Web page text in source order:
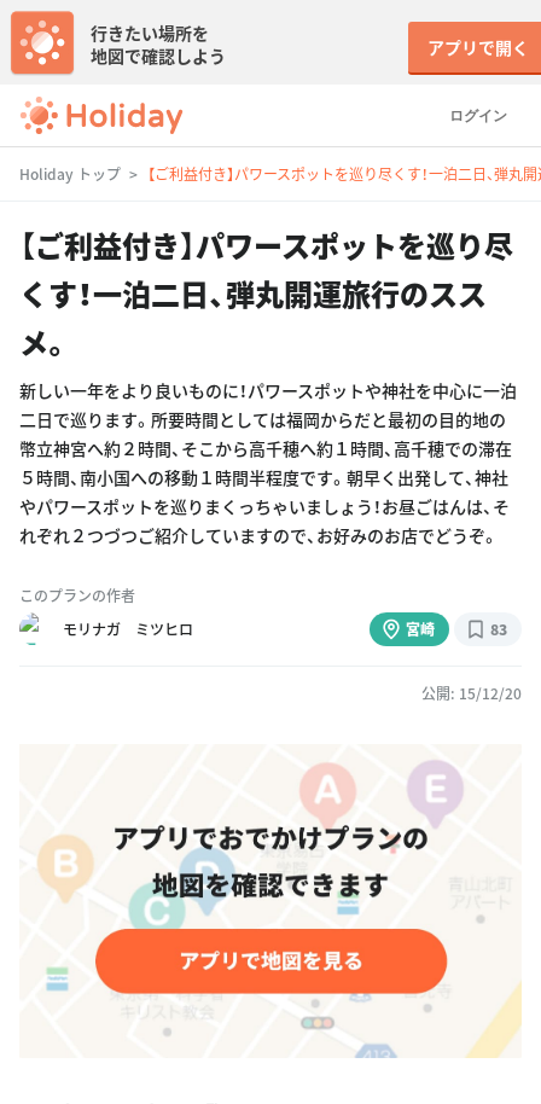
ログイン
行きたい場所を
地図で確認しよう
アプリで開く
Holiday トップ 【ご利益付き】パワースポットを巡り尽くす！一泊二日、弾丸
【ご利益付き】パワースポットを巡り尽
くす！一泊二日、弾丸開運旅行のスス
メ。
新しい一年をより良いものに！パワースポットや神社を中心に一泊
二日で巡ります。所要時間としては福岡からだと最初の目的地の
幣立神宮へ約２時間、そこから高千穂へ約１時間、高千穂での滞在
５時間、南小国への移動１時間半程度です。朝早く出発して、神社
やパワースポットを巡りまくっちゃいましょう！お昼ごはんは、そ
れぞれ２つづつご紹介していますので、お好みのお店でどうぞ。
このプランの作者
モリナガ ミツヒロ
宮崎 83
公開: 15/12/20